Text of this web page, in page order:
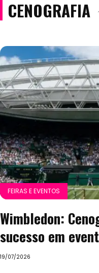
CENOGRAFIA
FEIRAS E EVENTOS
Wimbledon:
sucesso em
19/07/2026